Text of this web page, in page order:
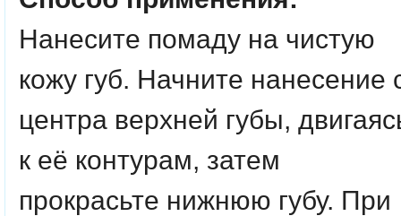
Нанесите помаду на чистую
кожу губ. Начните нанесение
центра верхней губы,
к её контурам, затем
прокрасьте нижнюю губу. При